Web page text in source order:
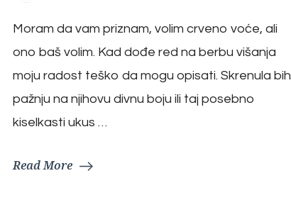
Moram da vam priznam, volim crveno voće, ali
ono baš volim. Kad dođe red na berbu višanja
moju radost teško da mogu opisati. Skrenula bih
pažnju na njihovu divnu boju ili taj posebno
kiselkasti ukus …
Read More